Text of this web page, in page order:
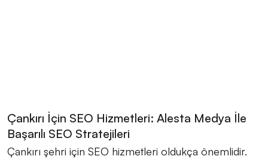
Çankırı İçin SEO Hizmetleri: Alesta Medya İle
Başarılı SEO Stratejileri
Çankırı şehri için SEO hizmetleri oldukça önemlidir.